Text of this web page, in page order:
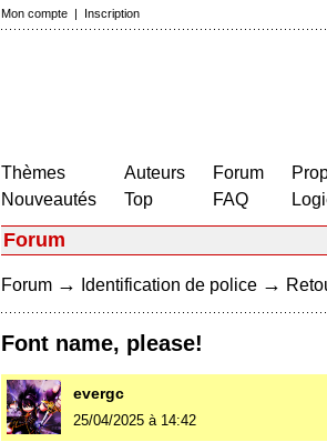
Mon compte | Inscription
Thèmes
Nouveautés
Auteurs
Top
Forum
FAQ
Forum
Forum → Identification de police →
Font name, please!
evergc
25/04/2025 à 14:42